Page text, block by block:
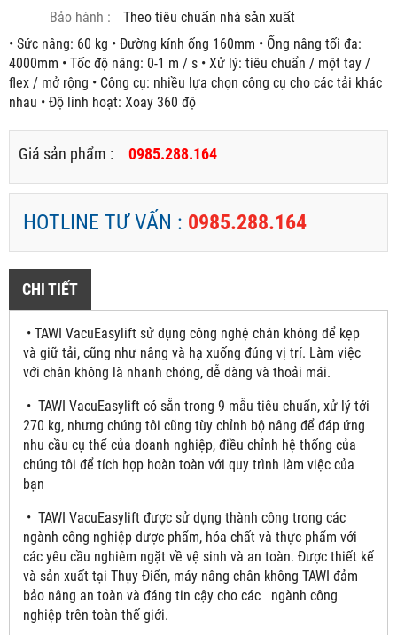
Bảo hành :
Theo tiêu chuẩn nhà sản xuất
• Sức nâng: 60 kg • Đường kính ống 160mm • Ống nâng tối đa:
4000mm • Tốc độ nâng: 0-1 m / s • Xử lý: tiêu chuẩn / một tay /
flex / mở rộng • Công cụ: nhiều lựa chọn công cụ cho các tải khác
nhau • Độ linh hoạt: Xoay 360 độ
Giá sản phẩm : 0985.288.164
HOTLINE TƯ VẤN : 0985.288.164
CHI TIẾT
• TAWI VacuEasylift sử dụng công nghệ chân không để kẹp
và giữ tải, cũng như nâng và hạ xuống đúng vị trí. Làm việc
với chân không là nhanh chóng, dễ dàng và thoải mái.
• TAWI VacuEasylift có sẵn trong 9 mẫu tiêu chuẩn, xử lý tới
270 kg, nhưng chúng tôi cũng tùy chỉnh bộ nâng để đáp ứng
nhu cầu cụ thể của doanh nghiệp, điều chỉnh hệ thống của
chúng tôi để tích hợp hoàn toàn với quy trình làm việc của
bạn
• TAWI VacuEasylift được sử dụng thành công trong các
ngành công nghiệp dược phẩm, hóa chất và thực phẩm với
các yêu cầu nghiêm ngặt về vệ sinh và an toàn. Được thiết kế
và sản xuất tại Thụy Điển, máy nâng chân không TAWI đảm
bảo nâng an toàn và đáng tin cậy cho các ngành công
nghiệp trên toàn thế giới.